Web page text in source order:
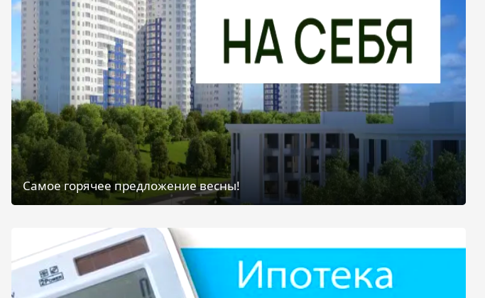
Самое горячее предложение весны!